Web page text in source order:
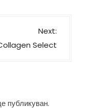
Next:
Select
публикуван.